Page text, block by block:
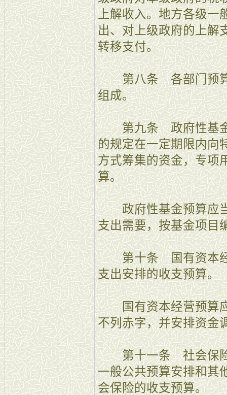
上解收入。地方各级一
出、对上级政府的上解
转移支付。
第八条 各部门预算
组成。
第九条 政府性基金
的规定在一定期限内向
方式筹集的资金，专项
算。
政府性基金预算应当
支出需要，按基金项目
第十条 国有资本经
支出安排的收支预算。
国有资本经营预算应
不列赤字，并安排资金
第十一条 社会保险
一般公共预算安排和其
会保险的收支预算。